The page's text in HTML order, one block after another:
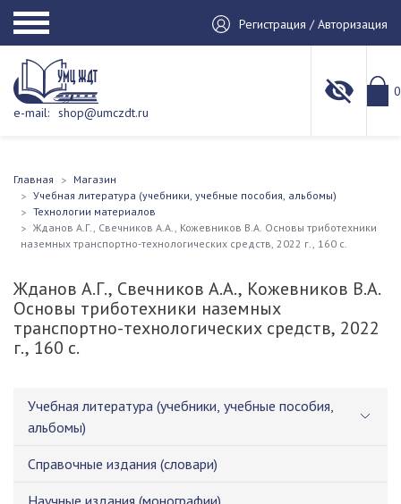
Регистрация / Авторизация
e-mail: shop@umczdt.ru
0
Главная
Магазин
Учебная литература (учебники, учебные пособия, альбомы)
Технологии материалов
Жданов А.Г., Свечников А.А., Кожевников В.А. Основы триботехники
наземных транспортно-технологических средств, 2022 г., 160 с.
Жданов А.Г., Свечников А.А., Кожевников В.А.
Основы триботехники наземных
транспортно-технологических средств, 2022
г., 160 с.
Учебная литература (учебники, учебные пособия,
альбомы)
Справочные издания (словари)
Научные издания (монографии)